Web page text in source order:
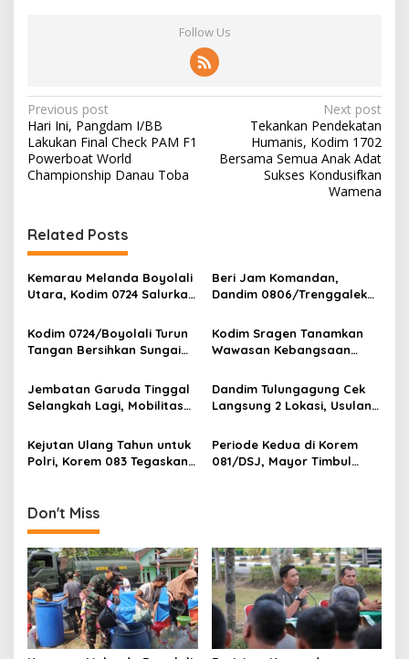
Follow Us
P
o
s
a
v
i
a
i
n
Previous post
Hari Ini, Pangdam I/BB
Lakukan Final Check PAM F1
Powerboat World
Championship Danau Toba
Next post
Tekankan Pendekatan
Humanis, Kodim 1702
Bersama Semua Anak Adat
Sukses Kondusifkan
Wamena
Related Posts
Kemarau Melanda Boyolali
Utara, Kodim 0724 Salurkan
Beri Jam Komandan,
Dandim 0806/Trenggalek
Kodim 0724/Boyolali Turun
Tangan Bersihkan Sungai
Kodim Sragen Tanamkan
Wawasan Kebangsaan
Pelajar Tentang Hal Ini
Jembatan Garuda Tinggal
Selangkah Lagi, Mobilitas
Pulih
Dandim Tulungagung Cek
Langsung 2 Lokasi, Usulan
Disiapkan Berdasarkan
Kondisi Lapangan
Kejutan Ulang Tahun untuk
Polri, Korem 083 Tegaskan
Periode Kedua di Korem
081/DSJ, Mayor Timbul
Don't Miss